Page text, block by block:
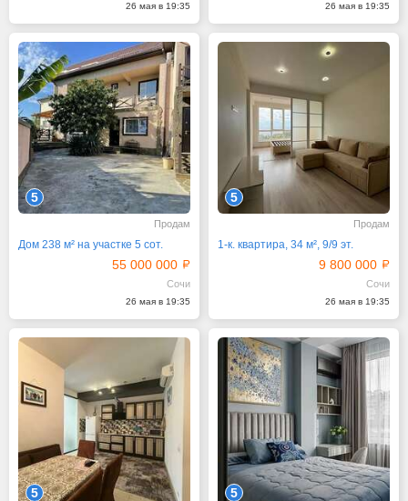
26 мая в 19:35 26 мая в 19:35
5
Продам
Дом 238 м² на участке 5 сот.
55 000 000
Сочи
26 мая в 19:35
5
Продам
1-к. квартира, 34 м², 9/9 эт.
9 800 000
Сочи
26 мая в 19:35
5 5